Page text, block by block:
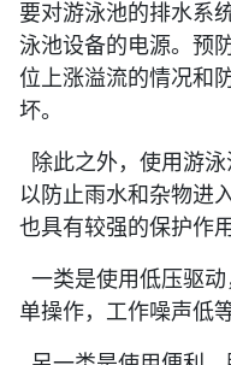
要对游泳池的排水系
泳池设备的电源。预
位上涨溢流的情况和
坏。
除此之外，使用游
以防止雨水和杂物进
也具有较强的保护作
一类是使用低压驱
单操作，工作噪声低